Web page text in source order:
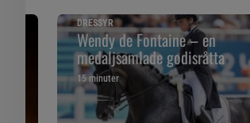
DRESSYR
Wendy de Fontaine – en
medaljsamlade godisråtta
15 minuter